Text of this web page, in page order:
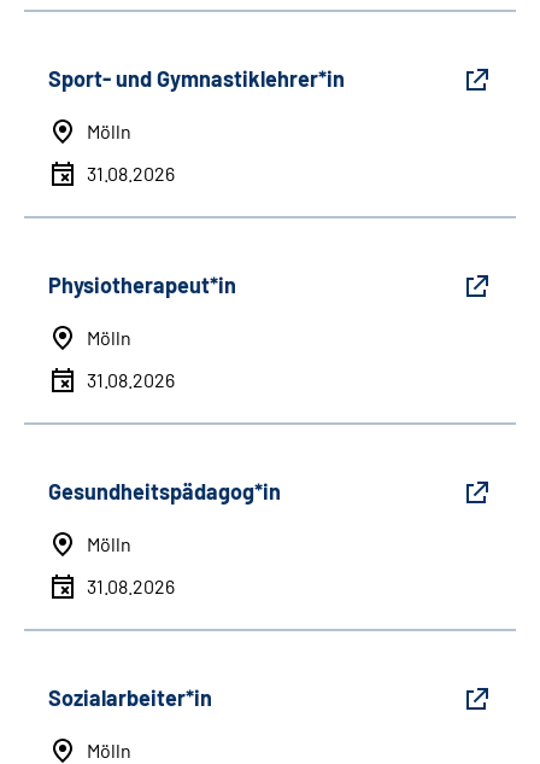
Sport- und Gymnastiklehrer*in
Mölln
31.08.2026
Physiotherapeut*in
Mölln
31.08.2026
Gesundheitspädagog*in
Mölln
31.08.2026
Sozialarbeiter*in
Mölln